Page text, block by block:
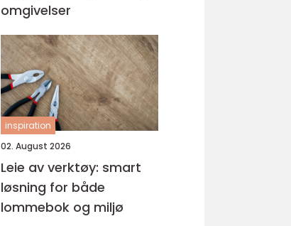
omgivelser
inspiration
02. August 2026
Leie av verktøy: smart
løsning for både
lommebok og miljø